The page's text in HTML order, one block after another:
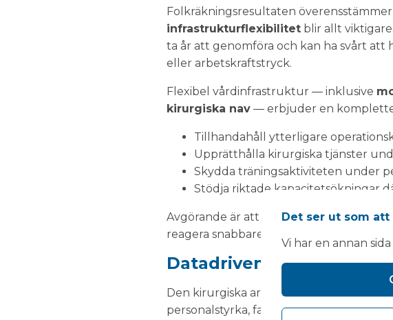
Folkräkningsresultaten
infrastrukturflexibilitet blir allt
ta år att genomföra och kan ha svårt
eller arbetskraftstryck.
Flexibel vårdinfrastruktur — inklusive
kirurgiska nav — erbjuder en
Tillhandahåll ytterligare
Upprätthålla kirurgiska tjänster
Skydda träningsaktiviteten under
Stödja riktade kapacitetsökningar
Avgörande är att flexibla anläggningar
reagera snabbare på framväxande
Datadriven planering
Den kirurgiska arbetskraftsräkningen
personalstyrka, fastigheter och
Det ser ut som att
Vi har en annan